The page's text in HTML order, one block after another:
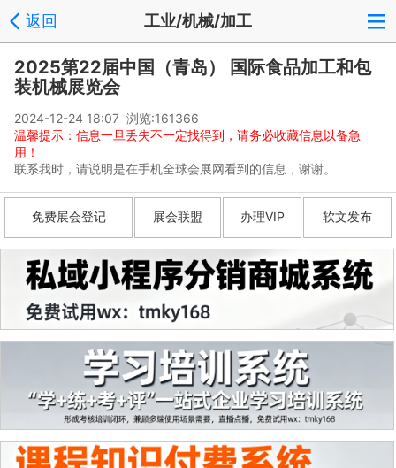
返回 工业/机械/加工
2025第22届中国（青岛） 国际食品加工和包
装机械展览会
2024-12-24 18:07 浏览:161366
温馨提示：信息一旦丢失不一定找得到，请务必收藏信息以备急
用！
联系我时，请说明是在手机全球会展网看到的信息，谢谢。
免费展会登记 展会联盟 办理VIP 软文发布